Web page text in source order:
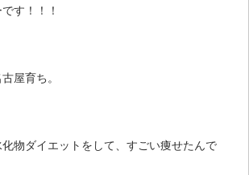
す！！！
屋育ち。
物ダイエットをして、すごい痩せたんで